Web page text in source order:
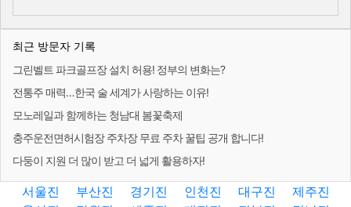
최근 방문자 기록
그린벨트 파크골프장 설치 허용! 정부의 변화는?
전통주 매력…한국 술 세계가 사랑하는 이유!
모노레일과 함께하는 청남대 봄꽃축제
충주운전면허시험장 주차장 무료 주차 꿀팁 공개 합니다!
다둥이 지원 더 많이 받고 더 넓게 활용하자!
서울진 부산진 경기진 인천진 대구진
제주진